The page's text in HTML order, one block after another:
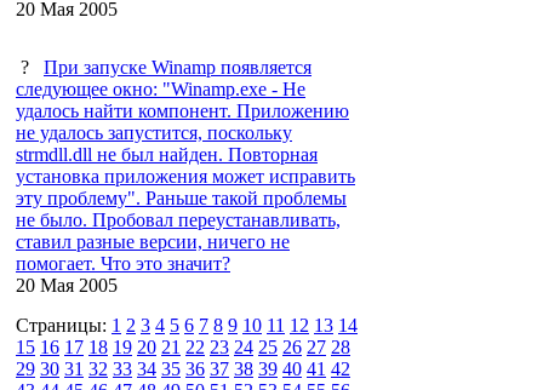
20 Мая 2005
?
При запуске Winamp появляется
следующее окно: "Winamp.exe - Не
удалось найти компонент. Приложению
не удалось запустится, поскольку
strmdll.dll не был найден. Повторная
установка приложения может исправить
эту проблему". Раньше такой проблемы
не было. Пробовал переустанавливать,
ставил разные версии, ничего не
помогает. Что это значит?
20 Мая 2005
Страницы: 1 2 3 4 5 6 7 8 9 10 11 12 13 14
15 16 17 18 19 20 21 22 23 24 25 26 27 28
29 30 31 32 33 34 35 36 37 38 39 40 41 42